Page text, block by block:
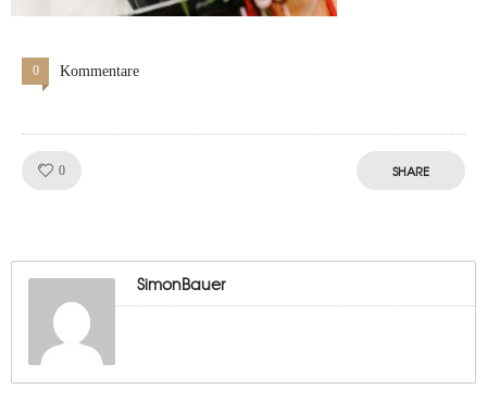
0 Kommentare
0 SHARE
SimonBauer